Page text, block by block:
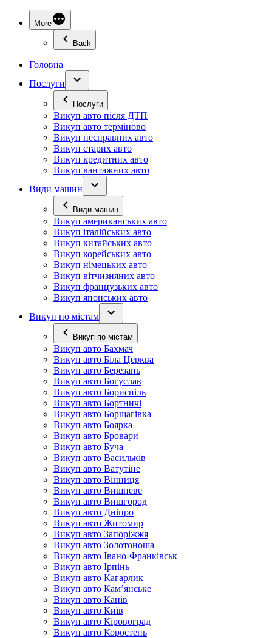
More
Back
Головна
Послуги
Послуги
Викуп авто після ДТП
Викуп авто терміново
Викуп несправних авто
Викуп старих авто
Викуп кредитних авто
Викуп вантажних авто
Види машин
Види машин
Викуп американських авто
Викуп італійських авто
Викуп китайських авто
Викуп корейських авто
Викуп німецьких авто
Викуп вітчизняних авто
Викуп французьких авто
Викуп японських авто
Викуп по містам
Викуп по містам
Викуп авто Бахмач
Викуп авто Біла Церква
Викуп авто Березань
Викуп авто Богуслав
Викуп авто Бориспіль
Викуп авто Бортничі
Викуп авто Борщагівка
Викуп авто Боярка
Викуп авто Бровари
Викуп авто Буча
Викуп авто Васильків
Викуп авто Ватутіне
Викуп авто Вінниця
Викуп авто Вишневе
Викуп авто Вишгород
Викуп авто Дніпро
Викуп авто Житомир
Викуп авто Запоріжжя
Викуп авто Золотоноша
Викуп авто Івано-Франківськ
Викуп авто Ірпінь
Викуп авто Кагарлик
Викуп авто Кам’янське
Викуп авто Канів
Викуп авто Київ
Викуп авто Кіровоград
Викуп авто Коростень